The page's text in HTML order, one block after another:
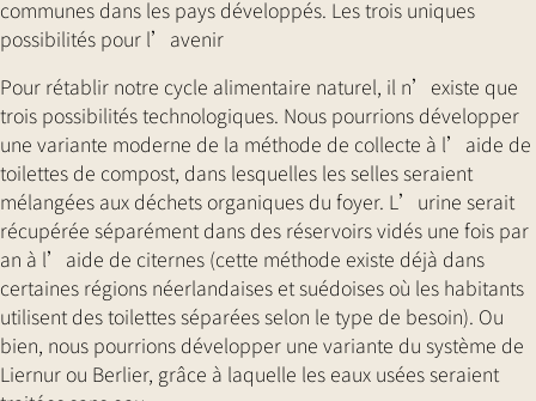
communes dans les pays développés. Les trois uniques
possibilités pour l’avenir
Pour rétablir notre cycle alimentaire naturel, il n’existe que
trois possibilités technologiques. Nous pourrions développer
une variante moderne de la méthode de collecte à l’aide de
toilettes de compost, dans lesquelles les selles seraient
mélangées aux déchets organiques du foyer. L’urine serait
récupérée séparément dans des réservoirs vidés une fois par
an à l’aide de citernes (cette méthode existe déjà dans
certaines régions néerlandaises et suédoises où les habitants
utilisent des toilettes séparées selon le type de besoin). Ou
bien, nous pourrions développer une variante du système de
Liernur ou Berlier, grâce à laquelle les eaux usées seraient